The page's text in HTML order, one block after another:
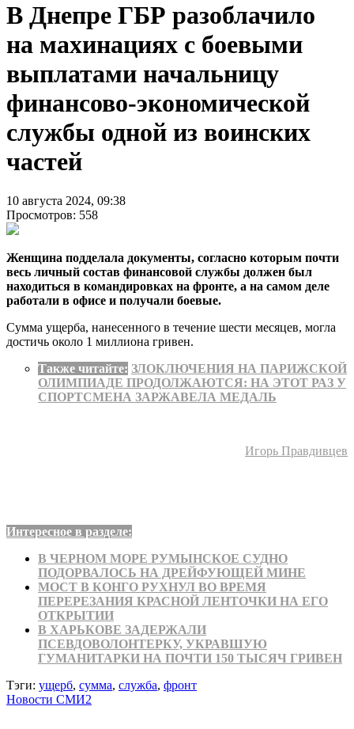
В Днепре ГБР разоблачило
на махинациях с боевыми
выплатами начальницу
финансово-экономической
службы одной из воинских
частей
10 августа 2024, 09:38
Просмотров: 558
Женщина подделала документы, согласно которым почти
весь личный состав финансовой службы должен был
находиться в командировках на фронте, а на самом деле
работали в офисе и получали боевые.
Сумма ущерба, нанесенного в течение шести месяцев, могла
достичь около 1 миллиона гривен.
Также читайте: ЗЛОКЛЮЧЕНИЯ НА ПАРИЖСКОЙ
ОЛИМПИАДЕ ПРОДОЛЖАЮТСЯ: НА ЭТОТ РАЗ У
СПОРТСМЕНА ЗАРЖАВЕЛА МЕДАЛЬ
Игорь Правдивцев
Интересное в разделе:
В ЧЕРНОМ МОРЕ РУМЫНСКОЕ СУДНО
ПОДОРВАЛОСЬ НА ДРЕЙФУЮЩЕЙ МИНЕ
МОСТ В КОНГО РУХНУЛ ВО ВРЕМЯ
ПЕРЕРЕЗАНИЯ КРАСНОЙ ЛЕНТОЧКИ НА ЕГО
ОТКРЫТИИ
В ХАРЬКОВЕ ЗАДЕРЖАЛИ
ПСЕВДОВОЛОНТЕРКУ, УКРАВШУЮ
ГУМАНИТАРКИ НА ПОЧТИ 150 ТЫСЯЧ ГРИВЕН
Тэги: ущерб, сумма, служба, фронт
Новости СМИ2